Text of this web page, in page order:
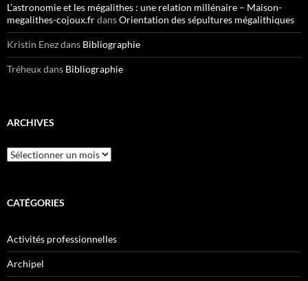
L’astronomie et les mégalithes : une relation millénaire – Maison-
megalithes-cojoux.frdansOrientation des sépultures mégalithiques
Kristin Enezdans Bibliographie
Tréheuxdans Bibliographie
ARCHIVES
CATÉGORIES
Activités professionnelles
Archipel